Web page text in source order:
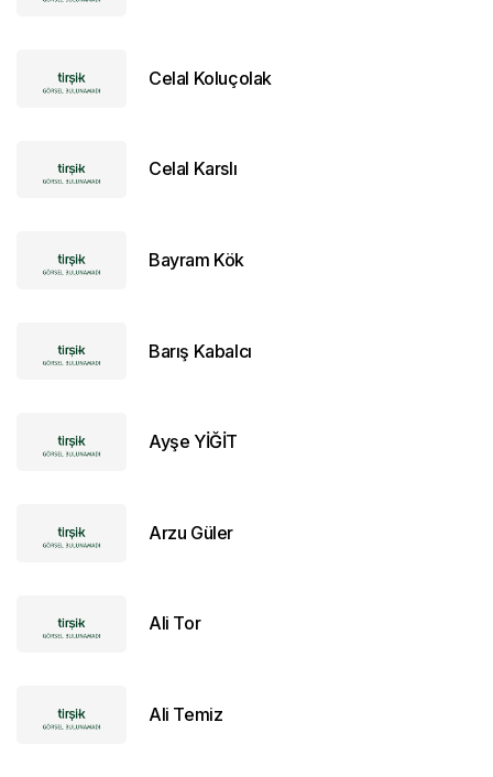
Celal Koluçolak
Celal Karslı
Bayram Kök
Barış Kabalcı
Ayşe YİĞİT
Arzu Güler
Ali Tor
Ali Temiz